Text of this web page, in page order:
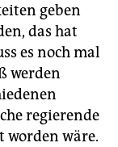
geben
das hat
es noch mal
werden
regierende
worden wäre.